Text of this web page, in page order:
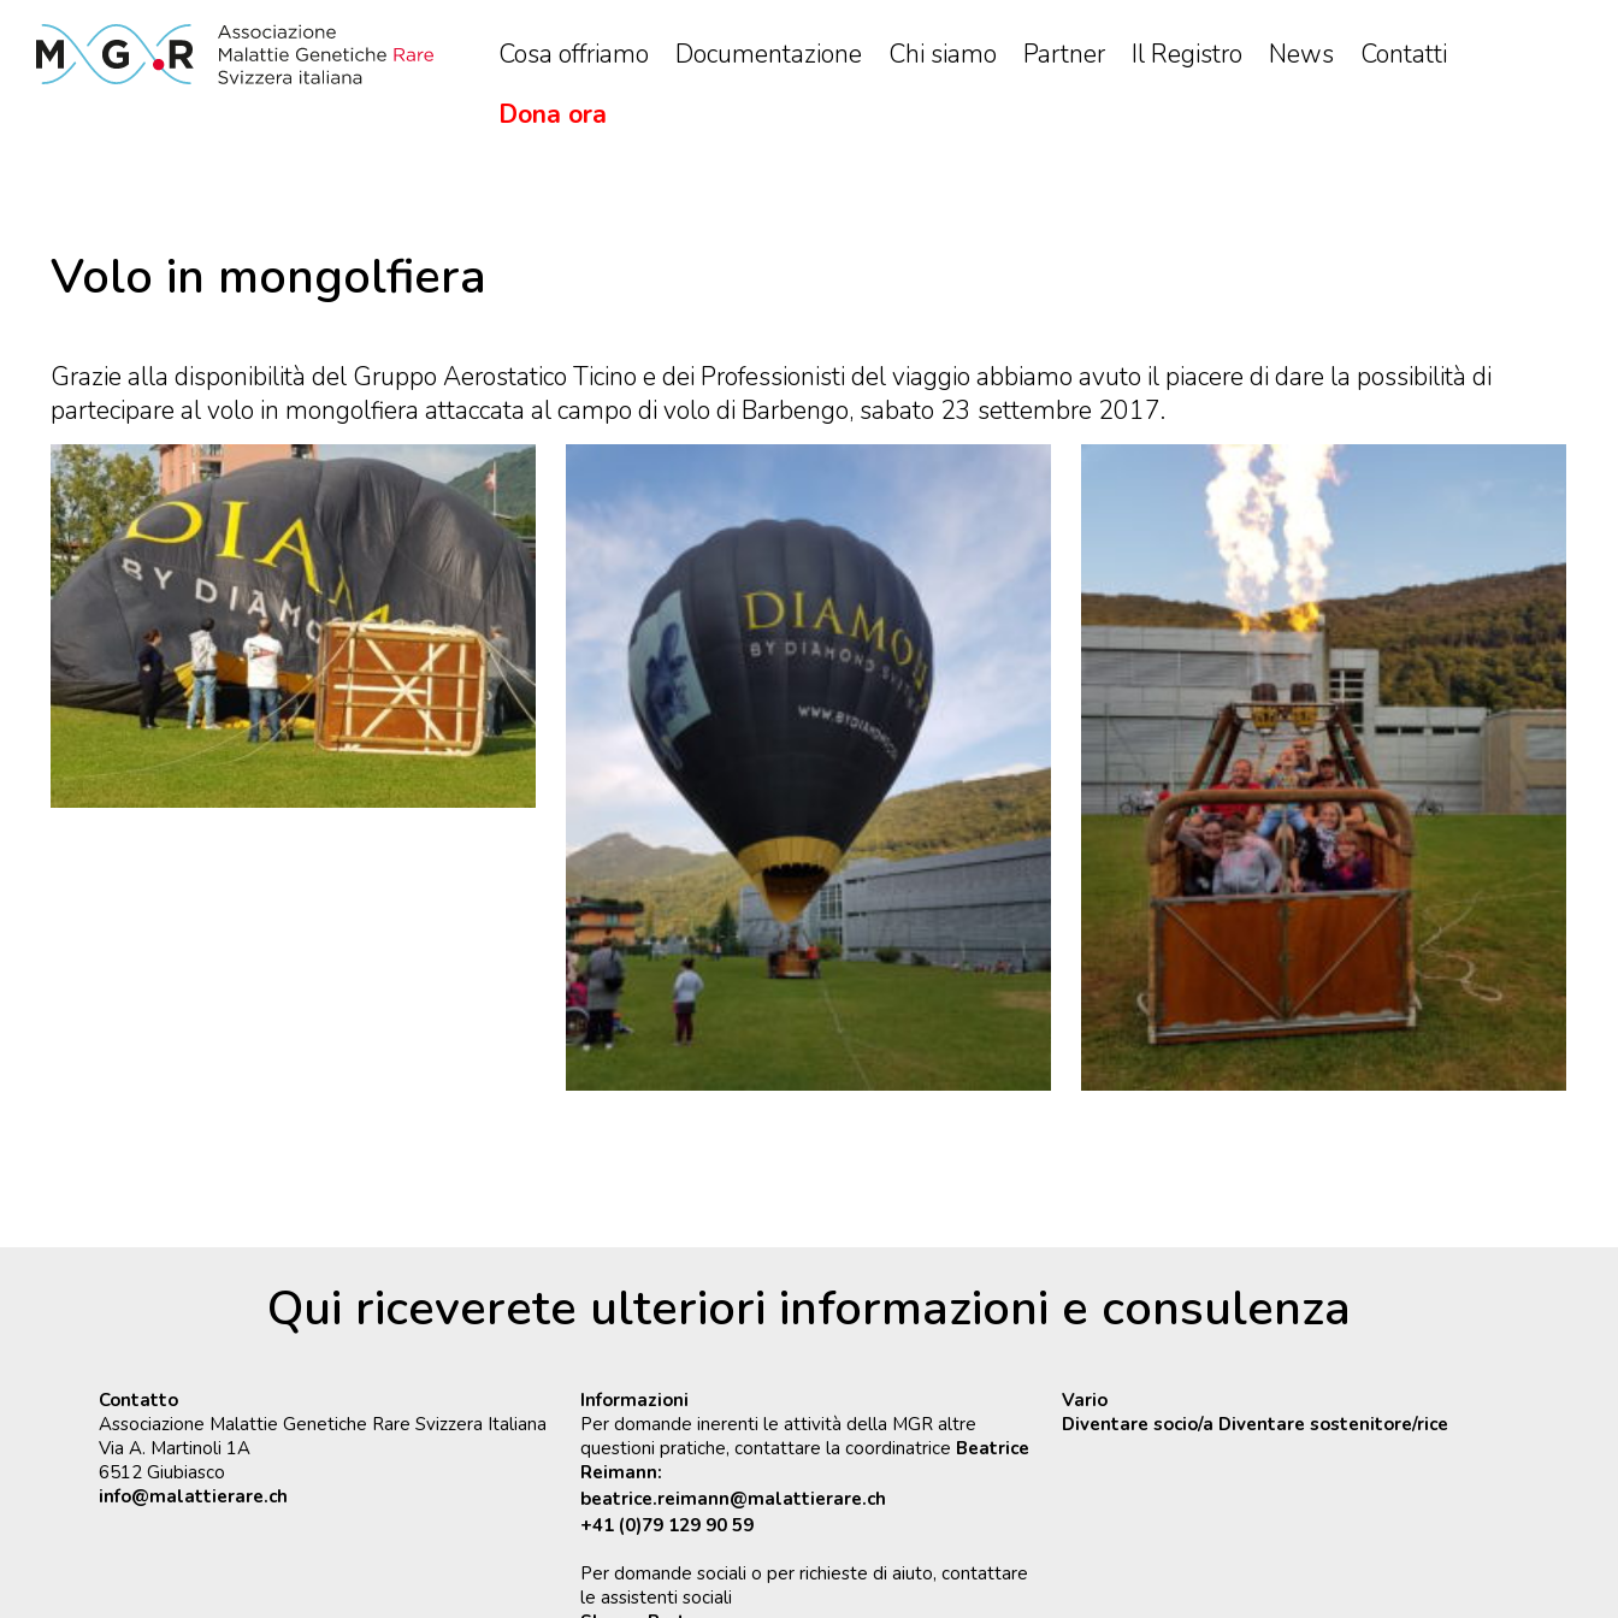
Cosa offriamo Documentazione Chi siamo Partner Il Registro News
Contatti
Dona ora
Volo in mongolfiera
Grazie alla disponibilità del Gruppo Aerostatico Ticino e dei Professionisti del viaggio abbiamo avuto il piacere di dare la possibilità di
partecipare al volo in mongolfiera attaccata al campo di volo di Barbengo, sabato 23 settembre 2017.
Qui riceverete ulteriori informazioni e consulenza
Contatto
Associazione Malattie Genetiche Rare Svizzera Italiana
Via A. Martinoli 1A
6512 Giubiasco
info@malattierare.ch
Informazioni
Per domande inerenti le attività della MGR altre
questioni pratiche, contattare la coordinatrice Beatrice
Reimann:
beatrice.reimann@malattierare.ch
+41 (0)79 129 90 59
Per domande sociali o per richieste di aiuto, contattare
le assistenti sociali
Vario
Diventare socio/a Diventare sostenitore/rice